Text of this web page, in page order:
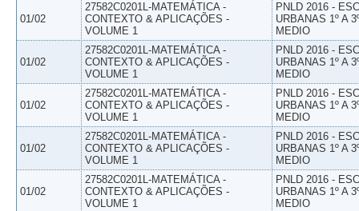
01/02
27582C0201L-MATEMÁTICA -
CONTEXTO & APLICAÇÕES -
VOLUME 1
PNLD 2016 -
URBANAS 1º A
MEDIO
01/02
27582C0201L-MATEMÁTICA -
CONTEXTO & APLICAÇÕES -
VOLUME 1
PNLD 2016 -
URBANAS 1º A
MEDIO
01/02
27582C0201L-MATEMÁTICA -
CONTEXTO & APLICAÇÕES -
VOLUME 1
PNLD 2016 -
URBANAS 1º A
MEDIO
01/02
27582C0201L-MATEMÁTICA -
CONTEXTO & APLICAÇÕES -
VOLUME 1
PNLD 2016 -
URBANAS 1º A
MEDIO
01/02
27582C0201L-MATEMÁTICA -
CONTEXTO & APLICAÇÕES -
VOLUME 1
PNLD 2016 -
URBANAS 1º A
MEDIO